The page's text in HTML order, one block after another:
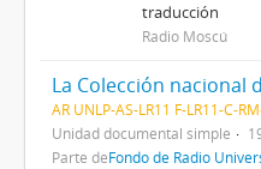
traducción
Radio Moscú
AR UNLP-AS-LR11 F-LR11-C-
Unidad documental simple
Parte deFondo de Radio